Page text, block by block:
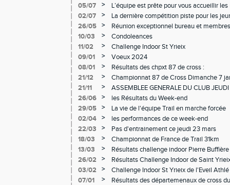
05/07
>
L’équipe est prête pour vous accueillir
samedis pour la saison 2026 2027
02/07 >
La dernière compétition piste pour les
26/05
>
Réunion exceptionnel bureau et
10/03
>
Condoleances
11/02
>
Challenge Indoor St Yrieix
09/01
>
Voeux 2024
08/01
>
Résultats des chpxt 87 de cross :
21/12
>
Championnat 87 de Cross Dimanche 7
21/11
>
ASSEMBLEE GENERALE DU CLUB
26/06
>
les Résultats du Week-end
29/05
>
La vie de l'équipe Trail en marche forcée
02/04
>
les performances de ce week-end
22/03
>
Pas d'entrainement ce jeudi 23 mars
18/03
>
Championnat de France de Trail 31km
13/03
>
Résultats challenge indoor Pierre Buffière
26/02
>
Résultats Challenge Indoor de Saint
03/02
>
Challenge Indoor St Yrieix de l'Eveil
07/01
>
Résultats des départemenaux de cross